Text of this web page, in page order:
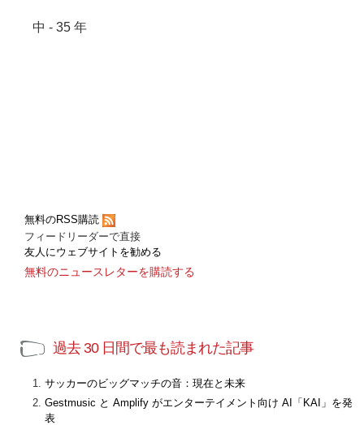
中 - 35 年
無料のRSS購読
フィードリーダーで直接
友人にウェブサイトを勧める
無料のニュースレターを購読する
過去 30 日間で最も読まれた記事
サッカーのビッグマッチの音：現在と未来
Gestmusic と Amplify がエンターテイメント向け AI「KAI」を発
表